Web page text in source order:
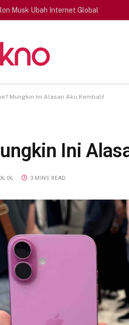
Musk Ubah Internet Global
Mungkin Ini Alasan Aku Kembali!
Ini
3 MINS READ